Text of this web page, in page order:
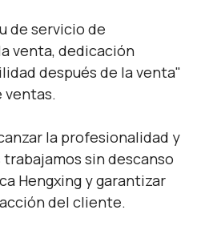
de servicio de
venta, dedicación
después de la venta"
ventas.
la profesionalidad y
sin descanso
Hengxing y garantizar
del cliente.